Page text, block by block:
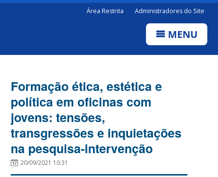
Área Restrita Administradores do Site
MENU
Formação ética, estética e
política em oficinas com
jovens: tensões,
transgressões e inquietações
na pesquisa-intervenção
20/09/2021 10:31